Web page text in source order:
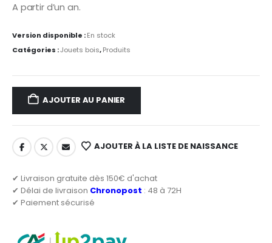
A partir d’un an.
Version disponible :En stock
Catégories :Jouets bois,Produits
AJOUTER AU PANIER
AJOUTER À LA LISTE DE NAISSANCE
✔ Livraison gratuite dès 150€ d'achat
✔ Délai de livraison Chronopost : 48 à 72H
✔ Paiement sécurisé